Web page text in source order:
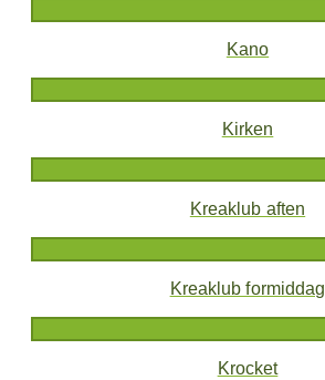
Kano
Kirken
Kreaklub aften
Kreaklub formiddag
Krocket